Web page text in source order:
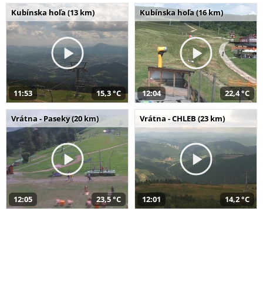
Kubínska hoľa (13 km)
11:53 15,3 °C
Kubínska hoľa (16 km)
12:04 22,4 °C
Vrátna - Paseky (20 km)
12:05 23,5 °C
Vrátna - CHLEB (23 km)
12:01 14,2 °C